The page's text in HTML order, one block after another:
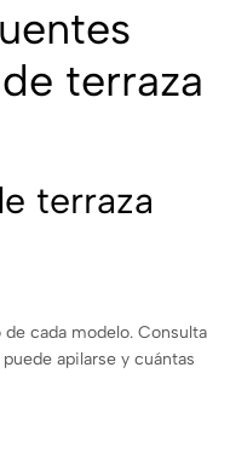
terraza
terraza
cada modelo. Consulta
apilarse y cuántas